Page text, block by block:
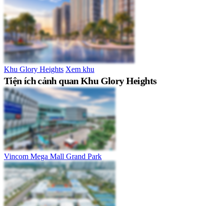
Khu Glory Heights Xem khu
Tiện ích cảnh quan Khu Glory Heights
Vincom Mega Mall Grand Park